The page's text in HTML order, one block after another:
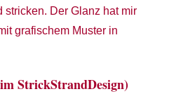
stricken. Der Glanz hat mir
grafischem Muster in
StrickStrandDesign)